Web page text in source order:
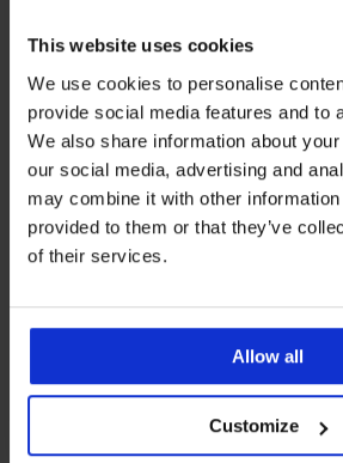
This website uses cookies
We use cookies to personalise
provide social media features and to
We also share information about
our social media, advertising and
may combine it with other information
provided to them or that they’ve
of their services.
Allow all
Customize
Termo majica Tempora
30,99 €